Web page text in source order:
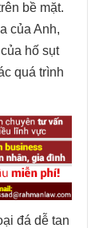
bề mặt.
của Anh,
hố sụt
quá trình
đá dễ tan